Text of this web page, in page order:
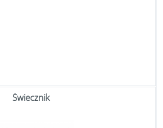
Świecznik